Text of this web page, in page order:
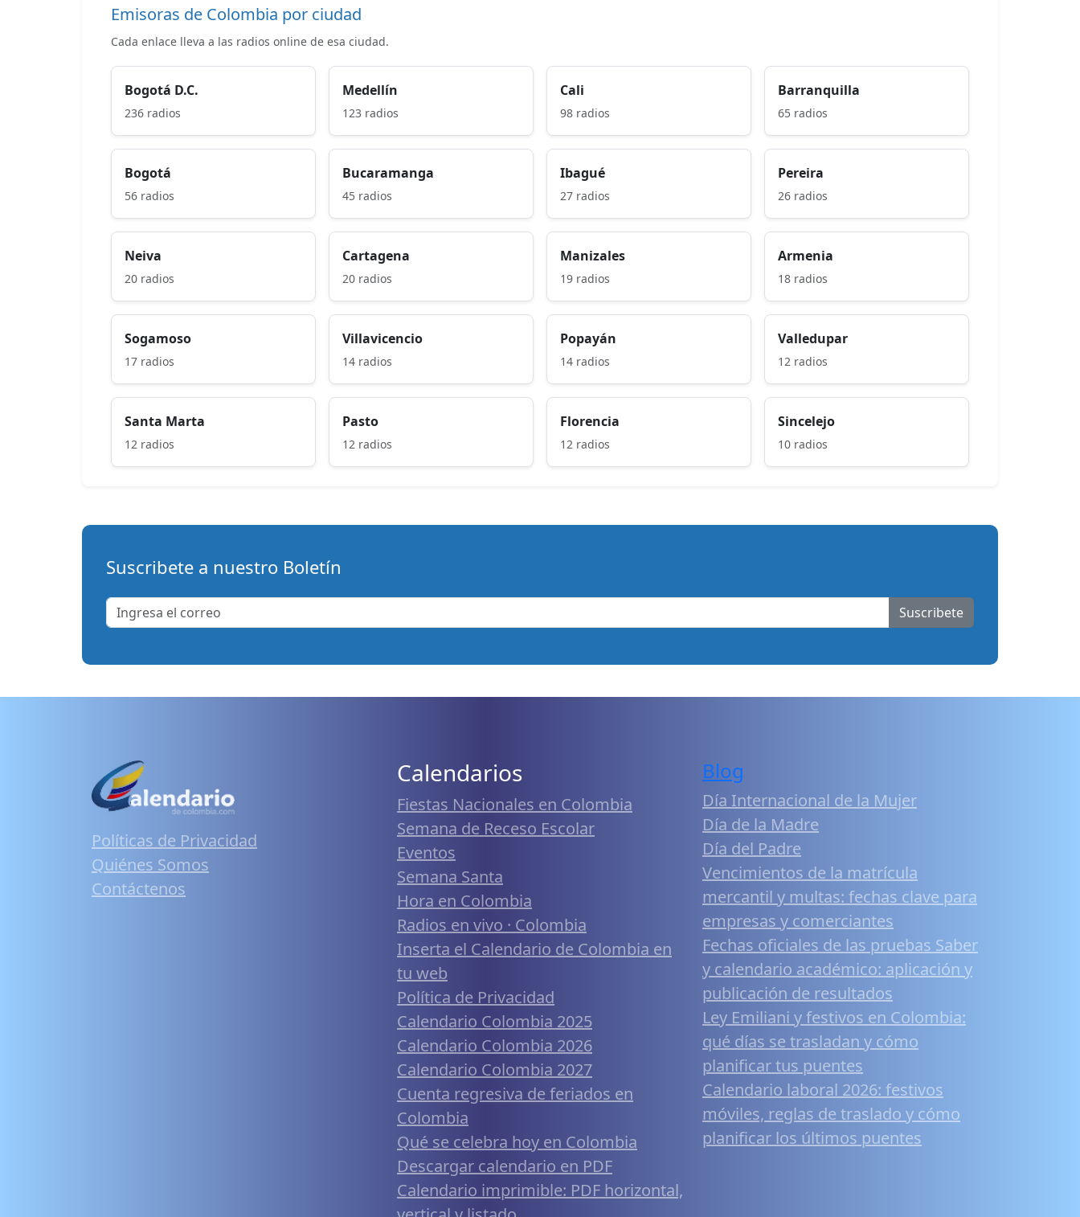
Emisoras de Colombia por ciudad
Cada enlace lleva a las radios online de esa ciudad.
Bogotá D.C.
236 radios
Medellín
123 radios
Cali
98 radios
Barranquilla
65 radios
Bogotá
56 radios
Bucaramanga
45 radios
Ibagué
27 radios
Pereira
26 radios
Neiva
20 radios
Cartagena
20 radios
Manizales
19 radios
Armenia
18 radios
Sogamoso
17 radios
Villavicencio
14 radios
Popayán
14 radios
Valledupar
12 radios
Santa Marta
12 radios
Pasto
12 radios
Florencia
12 radios
Sincelejo
10 radios
Suscribete a nuestro Boletín
Suscribete
Políticas de Privacidad
Quiénes Somos
Contáctenos
Calendarios
Fiestas Nacionales en Colombia
Semana de Receso Escolar
Eventos
Semana Santa
Hora en Colombia
Radios en vivo · Colombia
Inserta el Calendario de Colombia en
tu web
Política de Privacidad
Calendario Colombia 2025
Calendario Colombia 2026
Calendario Colombia 2027
Cuenta regresiva de feriados en
Colombia
Qué se celebra hoy en Colombia
Descargar calendario en PDF
Calendario imprimible: PDF horizontal,
Blog
Día Internacional de la Mujer
Día de la Madre
Día del Padre
Vencimientos de la matrícula
mercantil y multas: fechas clave para
empresas y comerciantes
Fechas oficiales de las pruebas Saber
y calendario académico: aplicación y
publicación de resultados
Ley Emiliani y festivos en Colombia:
qué días se trasladan y cómo
planificar tus puentes
Calendario laboral 2026: festivos
móviles, reglas de traslado y cómo
planificar los últimos puentes